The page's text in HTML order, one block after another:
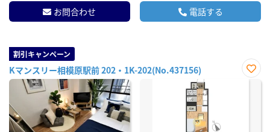
お問合わせ 電話する
割引キャンペーン
Kマンスリー相模原駅前 202・1K-202(No.437156)
お気